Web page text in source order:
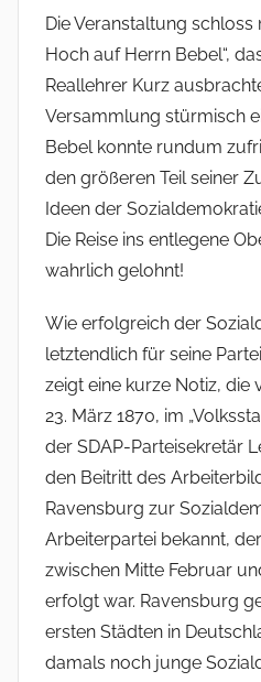
Die Veranstaltung schloss
Hoch auf Herrn Bebel“,
Reallehrer Kurz
Versammlung stürmisch
Bebel konnte rundum
den größeren Teil seiner
Ideen der
Die Reise ins entlegene
wahrlich gelohnt!
Wie erfolgreich der
letztendlich für seine
zeigt eine kurze Notiz, die
23. März 1870, im
der SDAP-Parteisekretär
den Beitritt des
Ravensburg zur
Arbeiterpartei bekannt,
zwischen Mitte Februar
erfolgt war. Ravensburg
ersten Städten in
damals noch junge